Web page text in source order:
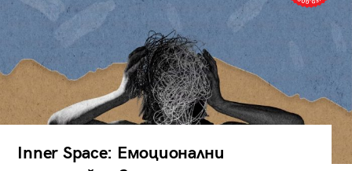
Inner Space: Емоционални